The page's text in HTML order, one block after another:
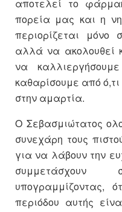
αποτελεί το
πορεία μας και η
περιορίζεται μόνο
αλλά να ακολουθεί
να
καθαρίσουμε από
στην αμαρτία.
Ο Σεβασμιώτατος
συνεχάρη τους
για να λάβουν την
υπογραμμίζοντας,
περιόδου αυτής